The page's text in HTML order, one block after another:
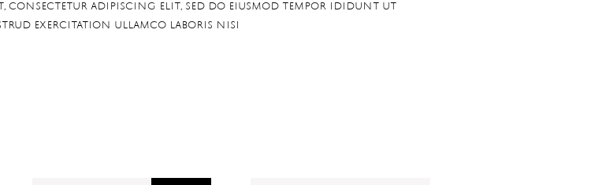
adipiscing elit, sed do eiusmod tempor ididunt ut
exercitation ullamco laboris nisi